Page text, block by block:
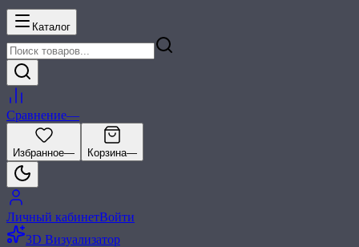
Каталог
Сравнение—
Избранное— Корзина—
Личный кабинетВойти
3D Визуализатор